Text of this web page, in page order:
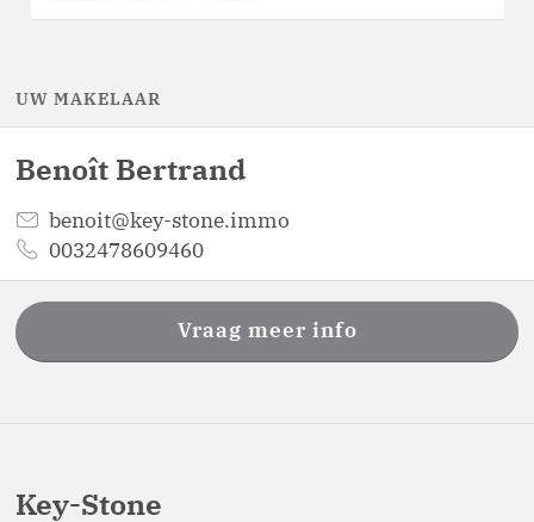
UW MAKELAAR
Benoît Bertrand
benoit@key-stone.immo
0032478609460
Vraag meer info
Key-Stone